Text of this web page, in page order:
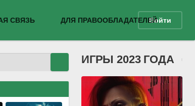
СВЯЗЬ ДЛЯ ПРАВООБЛАДАТЕЛЕЙВойти
ИГРЫ 2023 ГОДА